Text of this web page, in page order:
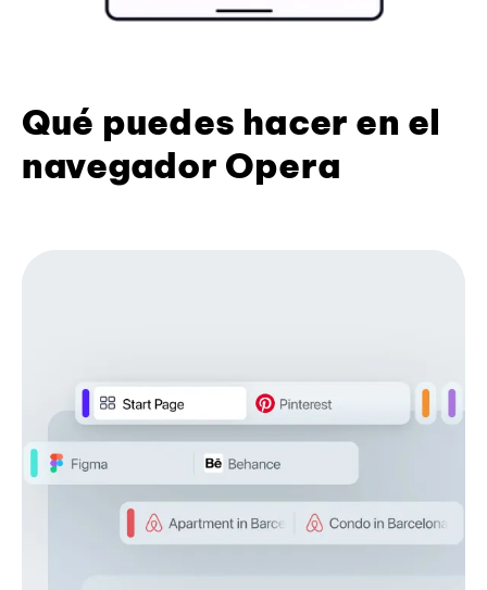
Qué puedes hacer en el
navegador Opera